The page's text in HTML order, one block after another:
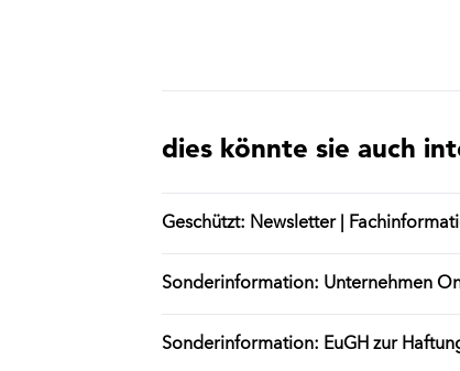
dies könnte sie auch
Geschützt: Newsletter |
Sonderinformation: Unternehmen
Sonderinformation: EuGH zur